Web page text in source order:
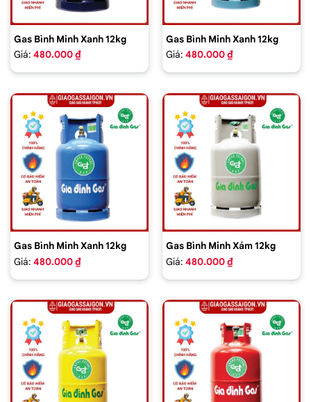
Gas Bình Minh Xanh 12kg
Giá: 480.000 ₫
Gas Bình Minh Xanh 12kg
Giá: 480.000 ₫
Gas Bình Minh Xanh 12kg
Giá: 480.000 ₫
Gas Bình Minh Xám 12kg
Giá: 480.000 ₫